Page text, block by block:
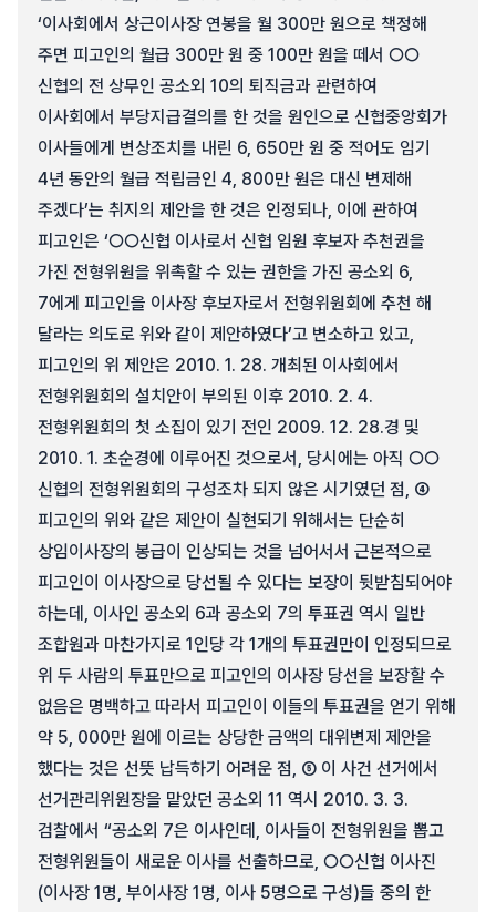
‘이사회에서 상근이사장 연봉을 월 300만 원으로 책정해
주면 피고인의 월급 300만 원 중 100만 원을 떼서 ○○
신협의 전 상무인 공소외 10의 퇴직금과 관련하여
이사회에서 부당지급결의를 한 것을 원인으로 신협중앙회가
이사들에게 변상조치를 내린 6, 650만 원 중 적어도 임기
4년 동안의 월급 적립금인 4, 800만 원은 대신 변제해
주겠다’는 취지의 제안을 한 것은 인정되나, 이에 관하여
피고인은 ‘○○신협 이사로서 신협 임원 후보자 추천권을
가진 전형위원을 위촉할 수 있는 권한을 가진 공소외 6,
7에게 피고인을 이사장 후보자로서 전형위원회에 추천 해
달라는 의도로 위와 같이 제안하였다’고 변소하고 있고,
피고인의 위 제안은 2010. 1. 28. 개최된 이사회에서
전형위원회의 설치안이 부의된 이후 2010. 2. 4.
전형위원회의 첫 소집이 있기 전인 2009. 12. 28.경 및
2010. 1. 초순경에 이루어진 것으로서, 당시에는 아직 ○○
신협의 전형위원회의 구성조차 되지 않은 시기였던 점, ④
피고인의 위와 같은 제안이 실현되기 위해서는 단순히
상임이사장의 봉급이 인상되는 것을 넘어서서 근본적으로
피고인이 이사장으로 당선될 수 있다는 보장이 뒷받침되어야
하는데, 이사인 공소외 6과 공소외 7의 투표권 역시 일반
조합원과 마찬가지로 1인당 각 1개의 투표권만이 인정되므로
위 두 사람의 투표만으로 피고인의 이사장 당선을 보장할 수
없음은 명백하고 따라서 피고인이 이들의 투표권을 얻기 위해
약 5, 000만 원에 이르는 상당한 금액의 대위변제 제안을
했다는 것은 선뜻 납득하기 어려운 점, ⑤ 이 사건 선거에서
선거관리위원장을 맡았던 공소외 11 역시 2010. 3. 3.
검찰에서 “공소외 7은 이사인데, 이사들이 전형위원을 뽑고
전형위원들이 새로운 이사를 선출하므로, ○○신협 이사진
(이사장 1명, 부이사장 1명, 이사 5명으로 구성)들 중의 한